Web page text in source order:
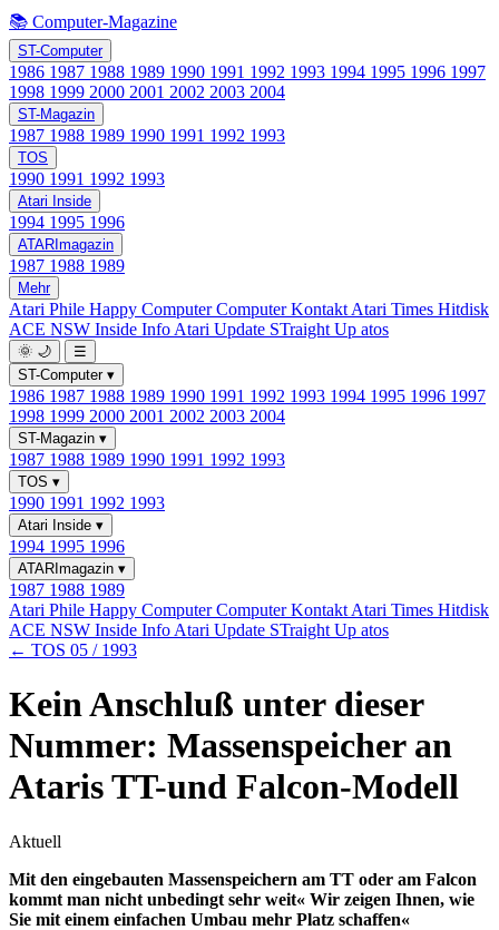
📚 Computer-Magazine
ST-Computer
1986 1987 1988 1989 1990 1991 1992 1993 1994 1995 1996 1997
1998 1999 2000 2001 2002 2003 2004
ST-Magazin
1987 1988 1989 1990 1991 1992 1993
TOS
1990 1991 1992 1993
Atari Inside
1994 1995 1996
ATARImagazin
1987 1988 1989
Mehr
Atari Phile Happy ComputerComputer Kontakt Atari Times Hitdisk
ACE NSW Inside Info Atari Update STraight Up atos
🌞 🌙
☰
ST-Computer ▾
1986 1987 1988 1989 1990 1991 1992 1993 1994 1995 1996 1997
1998 1999 2000 2001 2002 2003 2004
ST-Magazin ▾
1987 1988 1989 1990 1991 1992 1993
TOS ▾
1990 1991 1992 1993
Atari Inside ▾
1994 1995 1996
ATARImagazin ▾
1987 1988 1989
Atari Phile Happy ComputerComputer Kontakt Atari Times Hitdisk
ACE NSW Inside Info Atari Update STraight Up atos
← TOS 05 / 1993
Kein Anschluß unter dieser
Nummer: Massenspeicher an
Ataris TT-und Falcon-Modell
Aktuell
Mit den eingebauten Massenspeichern am TT oder am Falcon
kommt man nicht unbedingt sehr weit« Wir zeigen Ihnen, wie
Sie mit einem einfachen Umbau mehr Platz schaffen«